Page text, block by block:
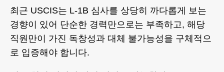
최근 USCIS는 L-1B 심사를 상당히 까다롭게 보는
경향이 있어 단순한 경력만으로는 부족하고, 해당
직원만이 가진 독창성과 대체 불가능성을 구체적으
로 입증해야 합니다.